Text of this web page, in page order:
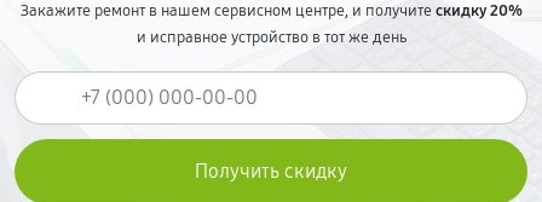
Закажите ремонт в нашем сервисном центре, и получитескидку 20%
и исправное устройство в тот же день